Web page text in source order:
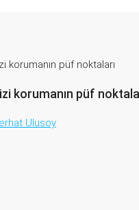
korumanın püf noktaları
korumanın püf
Ulusoy